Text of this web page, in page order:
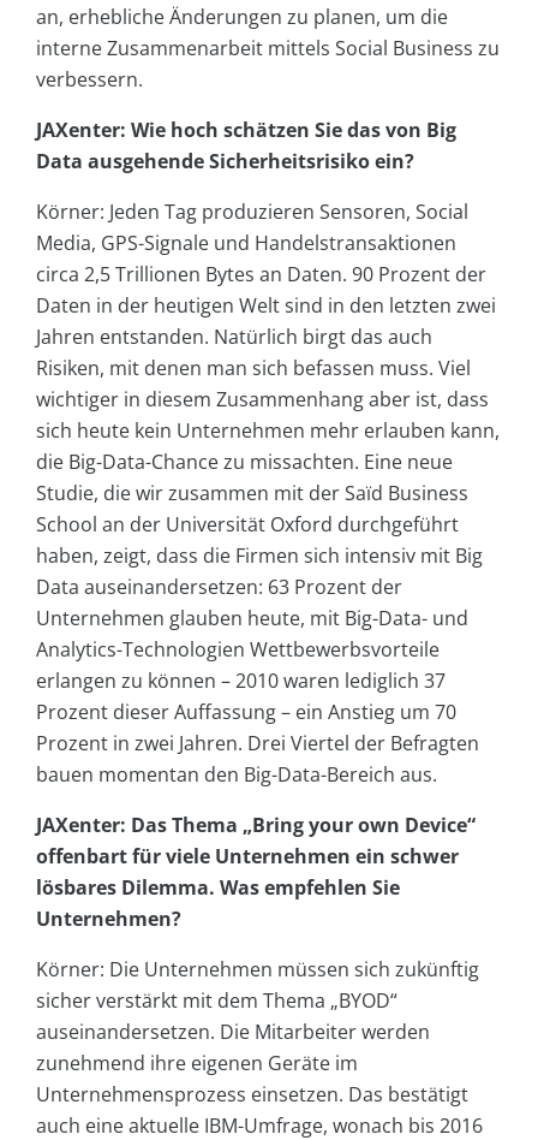
an, erhebliche Änderungen zu planen, um die
interne Zusammenarbeit mittels Social Business zu
verbessern.
JAXenter: Wie hoch schätzen Sie das von Big
Data ausgehende Sicherheitsrisiko ein?
Körner: Jeden Tag produzieren Sensoren, Social
Media, GPS-Signale und Handelstransaktionen
circa 2,5 Trillionen Bytes an Daten. 90 Prozent der
Daten in der heutigen Welt sind in den letzten zwei
Jahren entstanden. Natürlich birgt das auch
Risiken, mit denen man sich befassen muss. Viel
wichtiger in diesem Zusammenhang aber ist, dass
sich heute kein Unternehmen mehr erlauben kann,
die Big-Data-Chance zu missachten. Eine neue
Studie, die wir zusammen mit der Saïd Business
School an der Universität Oxford durchgeführt
haben, zeigt, dass die Firmen sich intensiv mit Big
Data auseinandersetzen: 63 Prozent der
Unternehmen glauben heute, mit Big-Data- und
Analytics-Technologien Wettbewerbsvorteile
erlangen zu können – 2010 waren lediglich 37
Prozent dieser Auffassung – ein Anstieg um 70
Prozent in zwei Jahren. Drei Viertel der Befragten
bauen momentan den Big-Data-Bereich aus.
JAXenter: Das Thema „Bring your own Device“
offenbart für viele Unternehmen ein schwer
lösbares Dilemma. Was empfehlen Sie
Unternehmen?
Körner: Die Unternehmen müssen sich zukünftig
sicher verstärkt mit dem Thema „BYOD“
auseinandersetzen. Die Mitarbeiter werden
zunehmend ihre eigenen Geräte im
Unternehmensprozess einsetzen. Das bestätigt
auch eine aktuelle IBM-Umfrage, wonach bis 2016